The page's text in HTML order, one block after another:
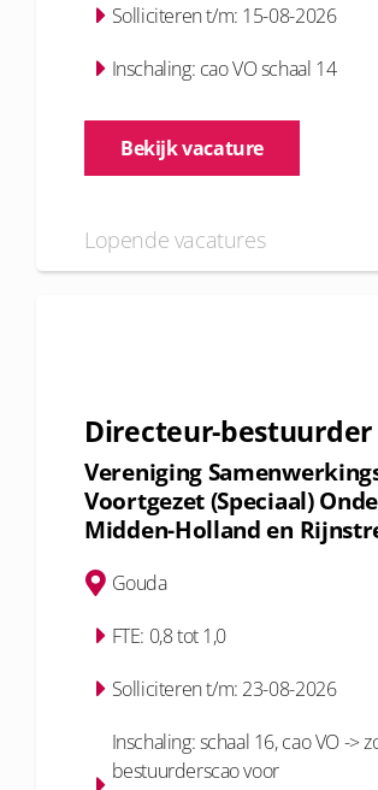
Solliciteren t/m: 15-08-2026
Inschaling: cao VO schaal 14
Bekijk vacature
Lopende vacatures
Directeur-bestuurder
Vereniging
Voortgezet (Speciaal)
Midden-Holland en
Gouda
FTE: 0,8 tot 1,0
Solliciteren t/m: 23-08-2026
Inschaling: schaal 16, cao VO ->
bestuurderscao voor